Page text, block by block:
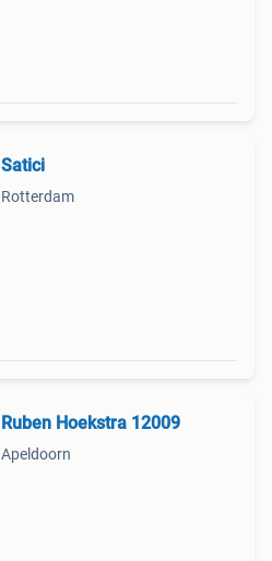
Satici
Rotterdam
Ruben Hoekstra 12009
Apeldoorn